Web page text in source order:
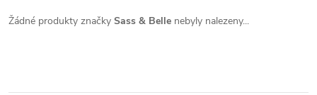
Žádné produkty značky Sass & Belle nebyly nalezeny...